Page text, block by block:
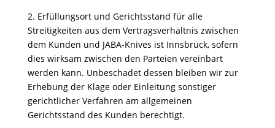
2.⁠ ⁠Erfüllungsort und Gerichtsstand für alle
Streitigkeiten aus dem Vertragsverhältnis zwischen
dem Kunden und JABA-Knives ist Innsbruck, sofern
dies wirksam zwischen den Parteien vereinbart
werden kann. Unbeschadet dessen bleiben wir zur
Erhebung der Klage oder Einleitung sonstiger
gerichtlicher Verfahren am allgemeinen
Gerichtsstand des Kunden berechtigt.